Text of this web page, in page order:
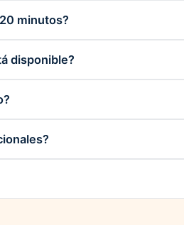
minutos?
disponible?